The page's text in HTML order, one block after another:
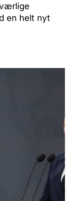
en helt nyt